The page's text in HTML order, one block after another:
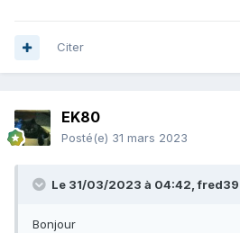
Citer
EK80
Posté(e) 31 mars 2023
Le 31/03/2023 à 04:42,fred39
Bonjour